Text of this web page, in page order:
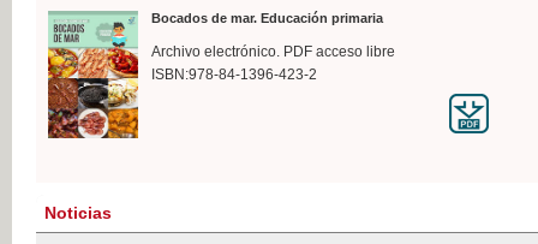
Bocados de mar. Educación primaria
Archivo electrónico. PDF acceso libre
ISBN:978-84-1396-423-2
Noticias